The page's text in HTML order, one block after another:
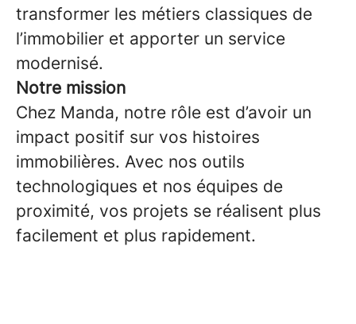
transformer les métiers classiques de
l’immobilier et apporter un service
modernisé.
Notre mission
Chez Manda, notre rôle est d’avoir un
impact positif sur vos histoires
immobilières. Avec nos outils
technologiques et nos équipes de
proximité, vos projets se réalisent plus
facilement et plus rapidement.